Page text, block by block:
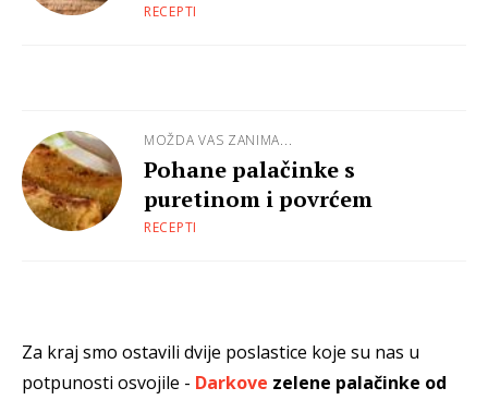
RECEPTI
MOŽDA VAS ZANIMA...
Pohane palačinke s
puretinom i povrćem
RECEPTI
Za kraj smo ostavili dvije poslastice koje su nas u
potpunosti osvojile - Darkove zelene palačinke od